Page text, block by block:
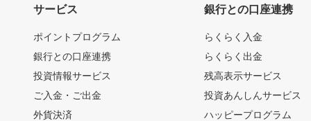
サービス
ポイントプログラム
銀行との口座連携
投資情報サービス
ご入金・ご出金
外貨決済
銀行との口座連携
らくらく入金
らくらく出金
残高表示サービス
投資あんしんサービス
ハッピープログラム